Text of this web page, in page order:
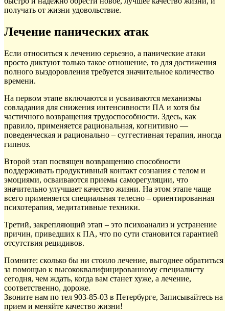
получать от жизни удовольствие.
Лечение панических атак
Если относиться к лечению серьезно, а панические атаки
просто диктуют только такое отношение, то для достижения
полного выздоровления требуется значительное количество
времени.
На первом этапе включаются и усваиваются механизмы
совладания для снижения интенсивности ПА и хотя бы
частичного возвращения трудоспособности. Здесь, как
правило, применяется рациональная, когнитивно —
поведенческая и рационально – суггестивная терапия, иногда
гипноз.
Второй этап посвящен возвращению способности
поддерживать продуктивный контакт сознания с телом и
эмоциями, осваиваются приемы саморегуляции, что
значительно улучшает качество жизни. На этом этапе чаще
всего применяется специальная телесно – ориентированная
психотерапия, медитативные техники.
Третий, закрепляющий этап – это психоанализ и устранение
причин, приведших к ПА, что по сути становится гарантией
отсутствия рецидивов.
Помните: сколько бы ни стоило лечение, выгоднее обратиться
за помощью к высококвалифицированному специалисту
сегодня, чем ждать, когда вам станет хуже, а лечение,
соответственно, дороже.
Звоните нам по тел 903-85-03 в Петербурге, Записывайтесь на
прием и меняйте качество жизни!